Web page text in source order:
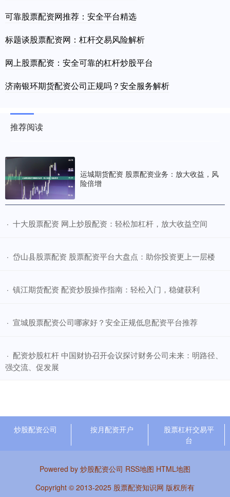
可靠股票配资网推荐：安全平台精选
标题谈股票配资网：杠杆交易风险解析
网上股票配资：安全可靠的杠杆炒股平台
济南银环期货配资公司正规吗？安全服务解析
推荐阅读
运城期货配资 股票配资业务：放大收益，风
险倍增
· ​十大股票配资 网上炒股配资：轻松加杠杆，放大收益空间
· ​岱山县股票配资 股票配资平台大盘点：助你投资更上一层楼
· ​镇江期货配资 配资炒股操作指南：轻松入门，稳健获利
· ​宣城股票配资公司哪家好？安全正规低息配资平台推荐
· ​配资炒股杠杆 中国财协召开会议探讨财务公司未来：明路径、
强交流、促发展
炒股配资公司 按月配资开户
股票杠杆交易平
台
Powered by 炒股配资公司 RSS地图 HTML地图
Copyright © 2013-2025 股票配资知识网 版权所有